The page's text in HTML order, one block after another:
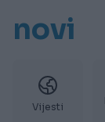
novi
Vijesti